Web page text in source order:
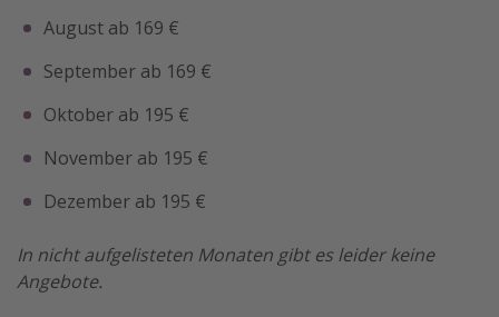
August ab 169 €
September ab 169 €
Oktober ab 195 €
November ab 195 €
Dezember ab 195 €
In nicht aufgelisteten Monaten gibt es leider keine
Angebote.